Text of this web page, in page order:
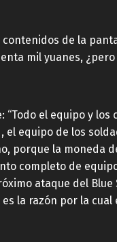
de la
mil yuanes,
el equipo y
equipo de los
porque la moneda
completo de
ataque del
la razón por la